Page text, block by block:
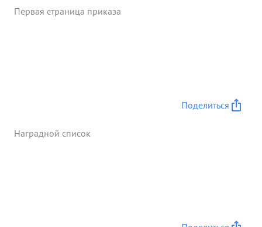
Первая страница приказа
Поделиться
Наградной список